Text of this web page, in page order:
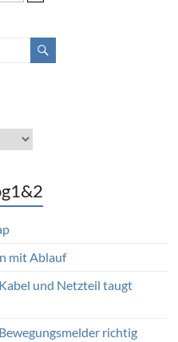
mit Ablauf
und Netzteil taugt
richtig